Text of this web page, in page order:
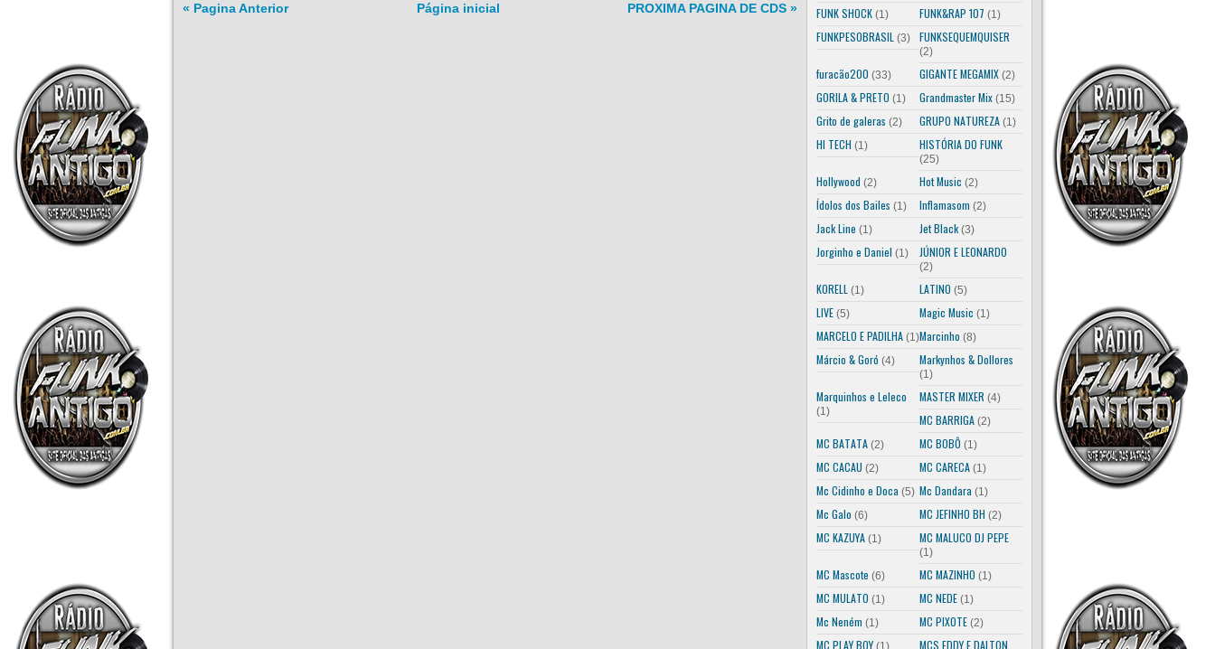
« Pagina Anterior PROXIMA PAGINA DE CDS »
Página inicial FUNK SHOCK (1) FUNK&RAP 107 (1)
FUNKPESOBRASIL (3) FUNKSEQUEMQUISER
(2)
furacão200 (33) GIGANTE MEGAMIX (2)
GORILA & PRETO (1) Grandmaster Mix (15)
Grito de galeras (2) GRUPO NATUREZA (1)
HI TECH (1) HISTÓRIA DO FUNK
(25)
Hollywood (2) Hot Music (2)
Ídolos dos Bailes (1) Inflamasom (2)
Jack Line (1) Jet Black (3)
Jorginho e Daniel (1) JÚNIOR E LEONARDO
(2)
KORELL (1) LATINO (5)
LIVE (5) Magic Music (1)
MARCELO E PADILHA (1)Marcinho (8)
Márcio & Goró (4) Markynhos & Dollores
(1)
Marquinhos e Leleco
(1)
MASTER MIXER (4)
MC BARRIGA (2)
MC BATATA (2) MC BOBÔ (1)
MC CACAU (2) MC CARECA (1)
Mc Cidinho e Doca (5) Mc Dandara (1)
Mc Galo (6) MC JEFINHO BH (2)
MC KAZUYA (1) MC MALUCO DJ PEPE
(1)
MC Mascote (6) MC MAZINHO (1)
MC MULATO (1) MC NEDE (1)
Mc Neném (1) MC PIXOTE (2)
MC PLAY BOY (1) MCS EDDY E DALTON